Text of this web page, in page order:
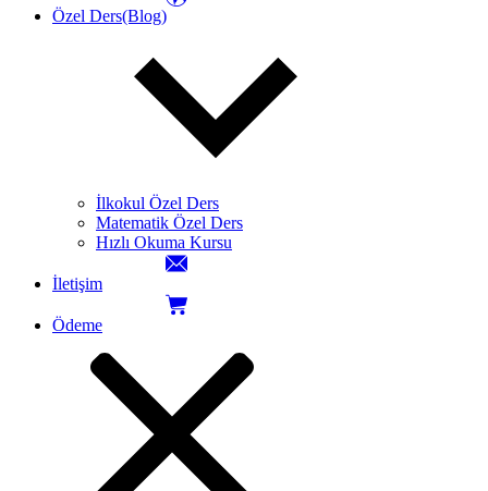
Özel Ders(Blog)
İlkokul Özel Ders
Matematik Özel Ders
Hızlı Okuma Kursu
İletişim
Ödeme